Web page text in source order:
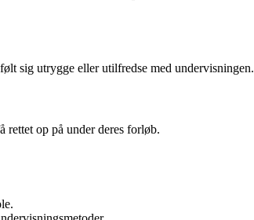
sig utrygge eller utilfredse med undervisningen.
rettet op på under deres forløb.